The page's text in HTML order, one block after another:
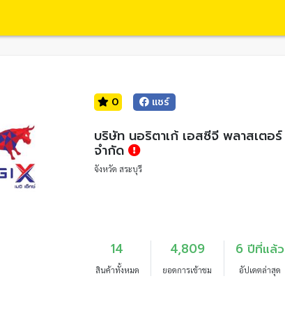
0 แชร์
บริษัท นอริตาเก้ เอสซีจี พลาสเตอร์
จำกัด
จังหวัด สระบุรี
14
สินค้าทั้งหมด
4,809
ยอดการเข้าชม
6 ปีที่แล้ว
อัปเดตล่าสุด